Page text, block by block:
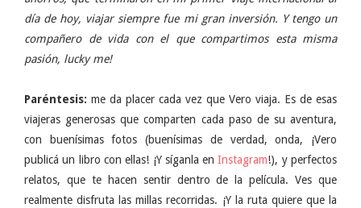
día de hoy, viajar siempre fue mi gran inversión. Y tengo un
compañero de vida con el que compartimos esta misma
pasión, lucky me!
Paréntesis: me da placer cada vez que Vero viaja. Es de esas
viajeras generosas que comparten cada paso de su aventura,
con buenísimas fotos (buenísimas de verdad, onda, ¡Vero
publicá un libro con ellas! ¡Y síganla enInstagram!), y perfectos
relatos, que te hacen sentir dentro de la película. Ves que
realmente disfruta las millas recorridas. ¡Y la ruta quiere que la